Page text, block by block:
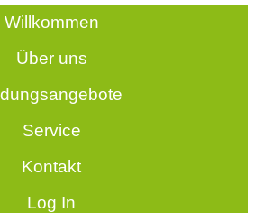
Willkommen
Über uns
Service
Kontakt
Log In